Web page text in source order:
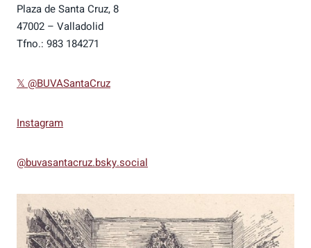
Plaza de Santa Cruz, 8
47002 – Valladolid
Tfno.: 983 184271
𝕏 @BUVASantaCruz
Instagram
@buvasantacruz.bsky.social